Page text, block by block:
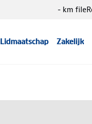
Lidmaatschap Zakelijk
- km file